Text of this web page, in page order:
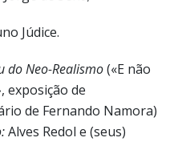
Júdice.
do Neo-Realismo(«E não
exposição de
de Fernando Namora)
Alves Redol e (seus)